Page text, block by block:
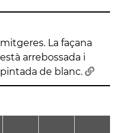
pintada de blanc.